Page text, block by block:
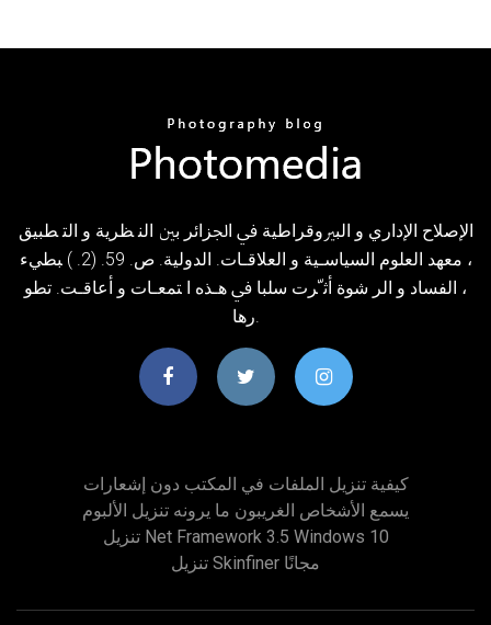
ﺍﻹﺻﻼﺡ ﺍﻹﺩﺍﺭﻱ ﻭ ﺍﻟﺒﲑﻭﻗﺮﺍﻃﻴﺔ ﰲ ﺍﳉﺰﺍﺋﺮ ﺑﲔ ﺍﻟﻨ ﻈﺮﻳﺔ ﻭ ﺍﻟﺘ ﻄﺒﻴﻖ
، ﻣﻌﻬﺪ ﺍﻟﻌﻠﻮﻡ ﺍﻟﺴﻴﺎﺳـﻴﺔ ﻭ ﺍﻟﻌﻼﻗـﺎﺕ. ﺍﻟﺪﻭﻟﻴﺔ. ﺹ. 59. (2. ) ﺒﻄﻲﺀ
، ﺍﻟﻔﺴﺎﺩ ﻭ ﺍﻟﺮ ﺷﻮﺓ ﺃﺛﹼﺮﺕ ﺳﻠﺒﺎ ﰲ ﻫـﺬﻩ ﺍ ﺘﻤﻌـﺎﺕ ﻭ ﺃﻋﺎﻗـﺖ. ﺗﻄﻮ
كيفية تنزيل الملفات في المكتب دون إشعارات
يسمع الأشخاص الغريبون ما يرونه تنزيل الألبوم
تنزيل Net Framework 3.5 Windows 10
تنزيل Skinfiner مجانًا